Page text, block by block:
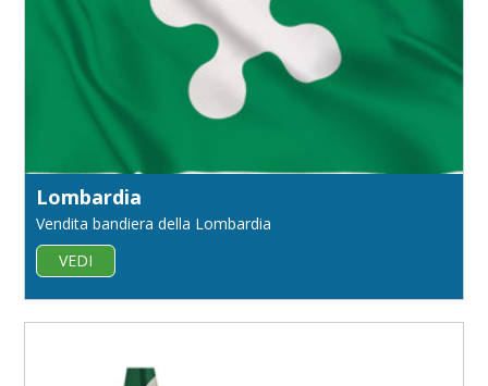
Lombardia
Vendita bandiera della Lombardia
VEDI